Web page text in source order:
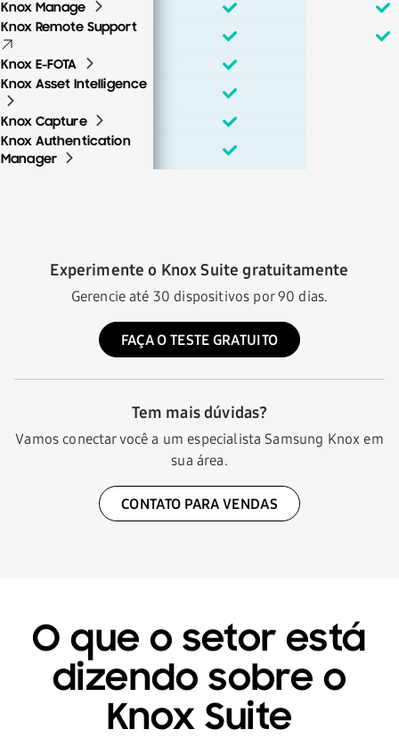
Knox Manage
Knox Remote Support
Knox E-FOTA
Knox Asset Intelligence
Knox Capture
Knox Authentication
Manager
Experimente o Knox Suite gratuitamente
Gerencie até 30 dispositivos por 90 dias.
FAÇA O TESTE GRATUITO
Tem mais dúvidas?
Vamos conectar você a um especialista Samsung Knox em
sua área.
CONTATO PARA VENDAS
O que o setor está
dizendo sobre o
Knox Suite